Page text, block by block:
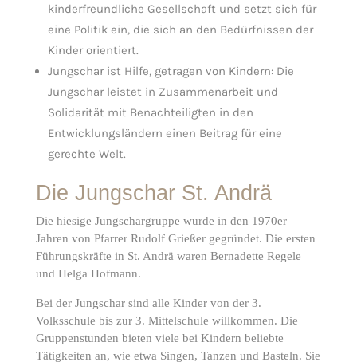
kinderfreundliche Gesellschaft und setzt sich für
eine Politik ein, die sich an den Bedürfnissen der
Kinder orientiert.
Jungschar ist Hilfe, getragen von Kindern: Die
Jungschar leistet in Zusammenarbeit und
Solidarität mit Benachteiligten in den
Entwicklungsländern einen Beitrag für eine
gerechte Welt.
Die Jungschar St. Andrä
Die hiesige Jungschargruppe wurde in den 1970er
Jahren von Pfarrer Rudolf Grießer gegründet. Die ersten
Führungskräfte in St. Andrä waren Bernadette Regele
und Helga Hofmann.
Bei der Jungschar sind alle Kinder von der 3.
Volksschule bis zur 3. Mittelschule willkommen. Die
Gruppenstunden bieten viele bei Kindern beliebte
Tätigkeiten an, wie etwa Singen, Tanzen und Basteln. Sie